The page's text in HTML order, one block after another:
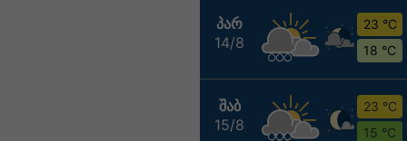
ᲞᲐᲠ
14/8
23 °C
18 °C
ᲨᲐᲑ
15/8
23 °C
15 °C